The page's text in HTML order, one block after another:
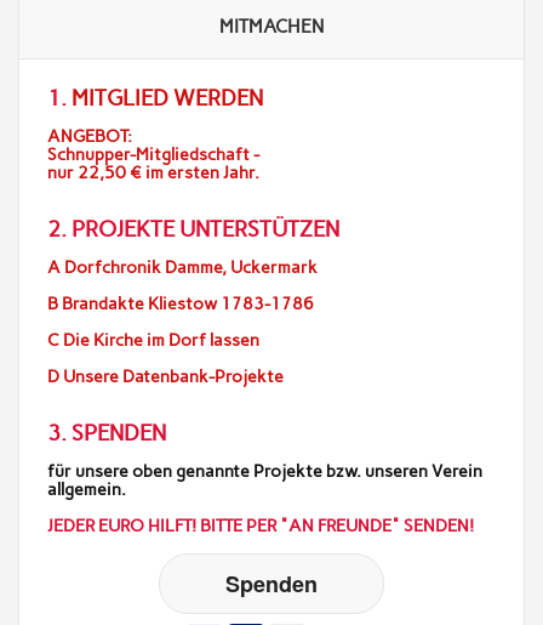
MITMACHEN
1. MITGLIED WERDEN
ANGEBOT:
Schnupper-Mitgliedschaft -
nur 22,50 € im ersten Jahr.
2. PROJEKTE UNTERSTÜTZEN
A Dorfchronik Damme, Uckermark
B Brandakte Kliestow 1783-1786
C Die Kirche im Dorf lassen
D Unsere Datenbank-Projekte
3. SPENDEN
für unsere oben genannte Projekte bzw. unseren Verein
allgemein.
JEDER EURO HILFT! BITTE PER "AN FREUNDE" SENDEN!